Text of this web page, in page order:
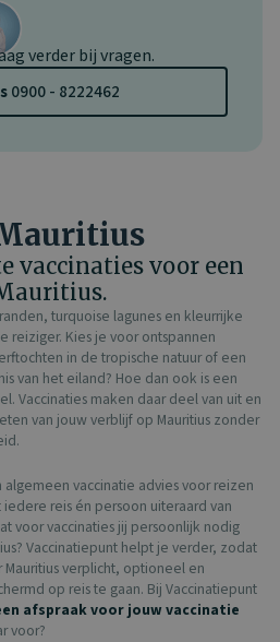
verder bij vragen.
0900 - 8222462
vaccinaties voor een
turquoise lagunes en kleurrijke
reiziger. Kies je voor ontspannen
in de tropische natuur of een
van het eiland? Hoe dan ook is een
Vaccinaties maken daar deel van uit en
van jouw verblijf op Mauritius zonder
vaccinatie advies voor reizen
reis én persoon uiteraard van
voor vaccinaties jij persoonlijk nodig
Vaccinatiepunt helpt je verder, zodat
verplicht, optioneel en
op reis te gaan. Bij Vaccinatiepunt
afspraakvoor jouw vaccinatie
voor?